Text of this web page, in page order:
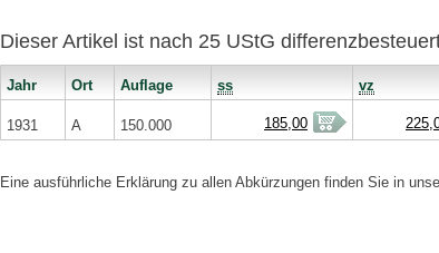
Dieser Artikel ist nach 25 UStG
Jahr Ort Auflage ss vz
1931 A 150.000 185,00
Eine ausführliche Erklärung zu allen Abkürzungen finden Sie in